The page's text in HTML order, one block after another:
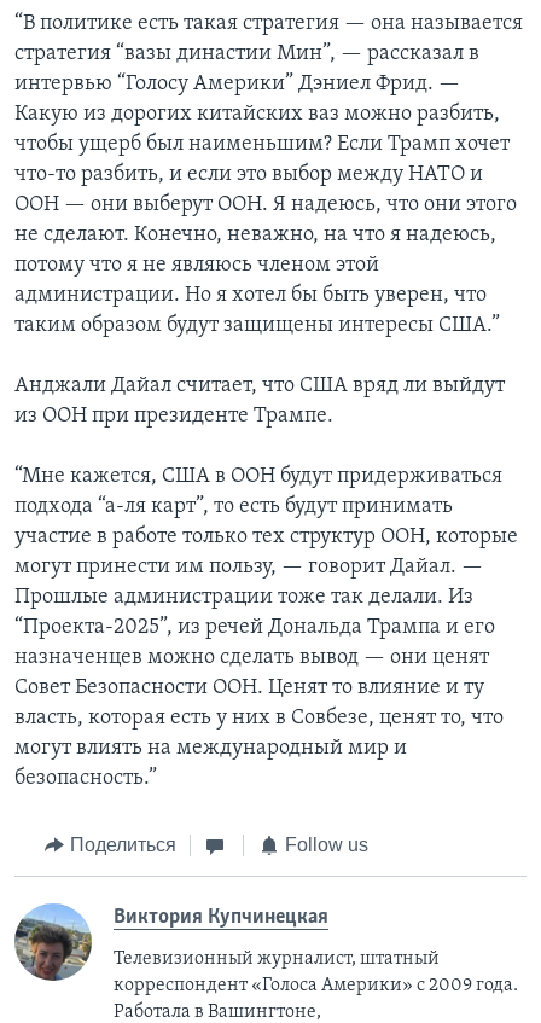
“В политике есть такая стратегия — она называется
стратегия “вазы династии Мин”, — рассказал в
интервью “Голосу Америки” Дэниел Фрид. —
Какую из дорогих китайских ваз можно разбить,
чтобы ущерб был наименьшим? Если Трамп хочет
что-то разбить, и если это выбор между НАТО и
ООН — они выберут ООН. Я надеюсь, что они этого
не сделают. Конечно, неважно, на что я надеюсь,
потому что я не являюсь членом этой
администрации. Но я хотел бы быть уверен, что
таким образом будут защищены интересы США.”
Анджали Дайал считает, что США вряд ли выйдут
из ООН при президенте Трампе.
“Мне кажется, США в ООН будут придерживаться
подхода “а-ля карт”, то есть будут принимать
участие в работе только тех структур ООН, которые
могут принести им пользу, — говорит Дайал. —
Прошлые администрации тоже так делали. Из
“Проекта-2025”, из речей Дональда Трампа и его
назначенцев можно сделать вывод — они ценят
Совет Безопасности ООН. Ценят то влияние и ту
власть, которая есть у них в Совбезе, ценят то, что
могут влиять на международный мир и
безопасность.”
Поделиться Follow us
Виктория Купчинецкая
Телевизионный журналист, штатный
корреспондент «Голоса Америки» с 2009 года.
Работала в Вашингтоне,